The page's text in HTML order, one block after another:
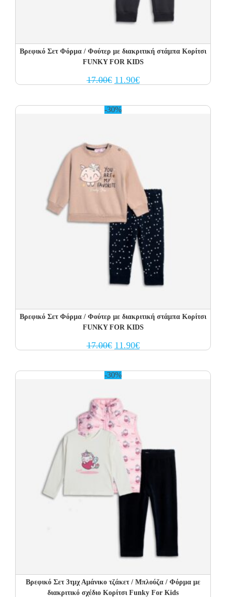
Βρεφικό Σετ Φόρμα / Φούτερ με διακριτική στάμπα Κορίτσι
FUNKY FOR KIDS
17.00€ Original
price
11.90€Current
price
-30%
Βρεφικό Σετ Φόρμα / Φούτερ με διακριτική στάμπα Κορίτσι
FUNKY FOR KIDS
17.00€ Original
price
11.90€Current
price
-30%
Βρεφικό Σετ 3τμχ Αμάνικο τζάκετ / Μπλούζα / Φόρμα με
διακριτικό σχέδιο Κορίτσι Funky For Kids